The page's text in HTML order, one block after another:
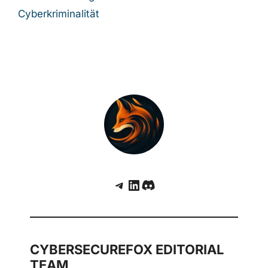
Cyberkriminalität
Telegram
LinkedIn
Discord
CYBERSECUREFOX EDITORIAL